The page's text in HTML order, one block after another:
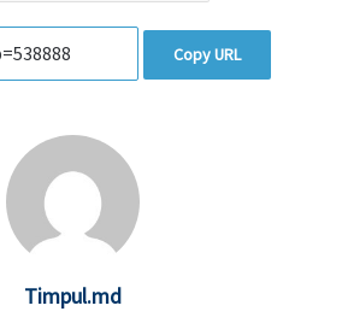
Copy URL
Timpul.md